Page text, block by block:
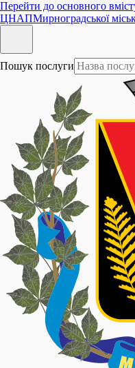
Перейти до основного
ЦНАПМирноградської
Пошук послуги